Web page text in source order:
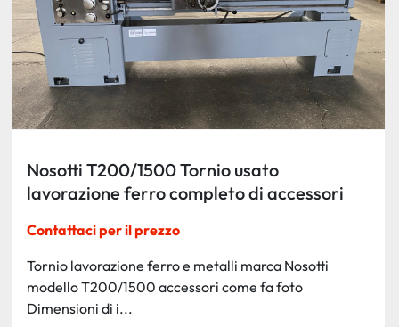
Nosotti T200/1500 Tornio usato
lavorazione ferro completo di accessori
Contattaci per il prezzo
Tornio lavorazione ferro e metalli marca Nosotti
modello T200/1500 accessori come fa foto
Dimensioni di i...